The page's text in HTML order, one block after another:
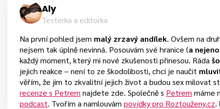
Aly
Testerka a editorka
Na první pohled jsem malý zrzavý andílek. Ovšem na
nejsem tak úplně nevinná. Posouvám své hranice (a
každý moment, který mi nové zkušenosti přinesou. Ráda
jejich reakce – není to ze škodolibosti, chci je naučit
věřím, že jim to zkvalitní jejich život a budou sex milovat
recenze s Petrem najdete zde. Společně s Petrem máme
podcast. Tvořím a namlouvám povídky pro Roztouženy.cz.